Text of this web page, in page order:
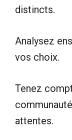
distincts.
Analysez
vos choix.
Tenez
attentes.